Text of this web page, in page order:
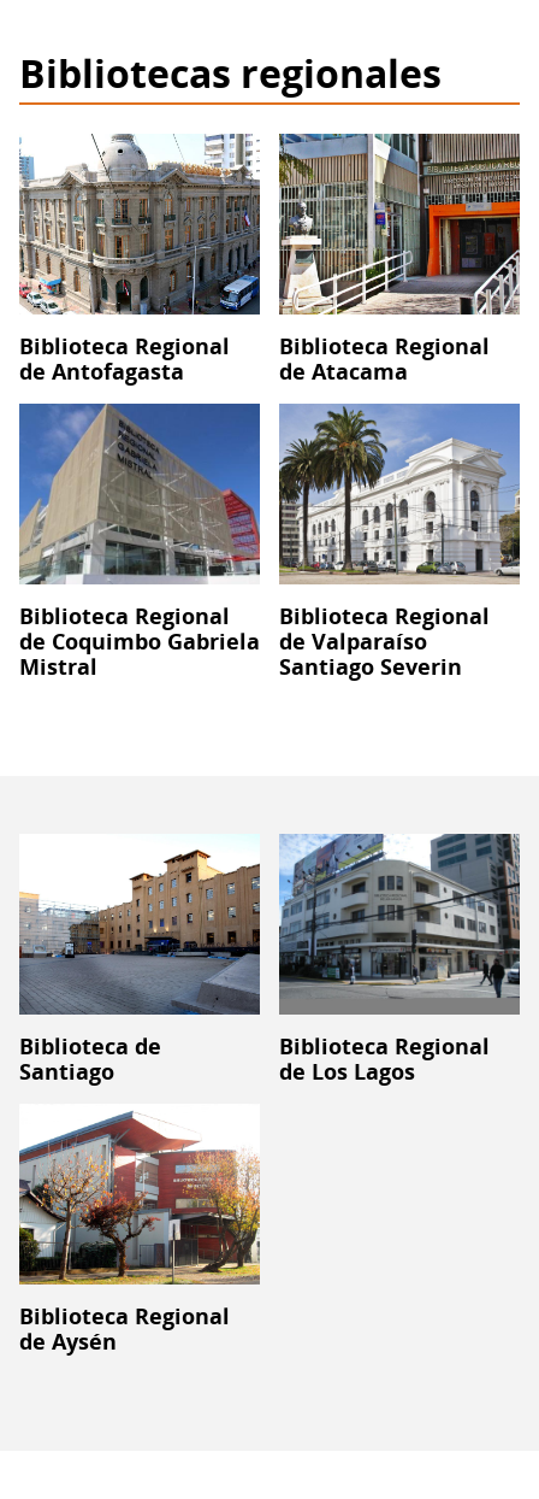
Bibliotecas regionales
Biblioteca Regional
de Antofagasta
Biblioteca Regional
de Atacama
Biblioteca Regional
de Coquimbo Gabriela
Mistral
Biblioteca Regional
de Valparaíso
Santiago Severin
Biblioteca de
Santiago
Biblioteca Regional
de Los Lagos
Biblioteca Regional
de Aysén